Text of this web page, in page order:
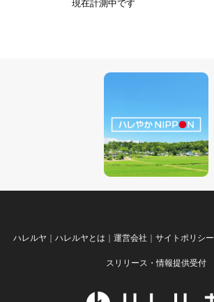
現在計測中です
ハレルヤ ハレルヤとは 運営会社 サイトポリシー
スリリース・情報提供受付